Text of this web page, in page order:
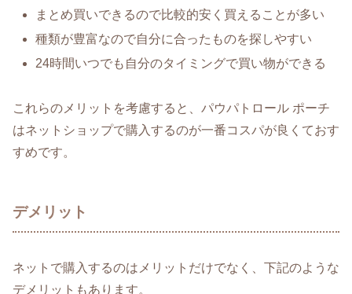
まとめ買いできるので比較的安く買えることが多い
種類が豊富なので自分に合ったものを探しやすい
24時間いつでも自分のタイミングで買い物ができる
これらのメリットを考慮すると、パウパトロール ポーチ
はネットショップで購入するのが一番コスパが良くておす
すめです。
デメリット
ネットで購入するのはメリットだけでなく、下記のような
デメリットもあります。